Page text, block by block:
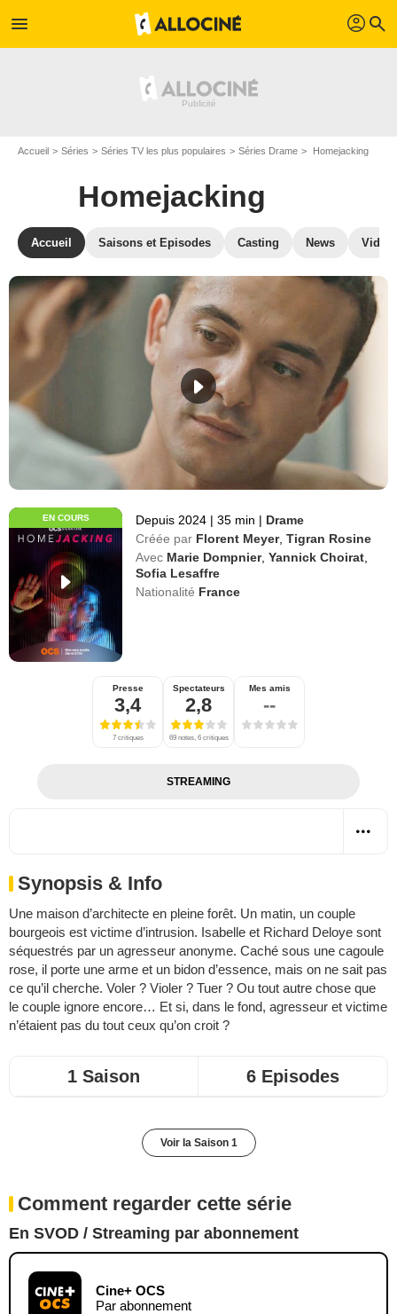
menu profil search
Accueil Séries Séries TV les plus populaires Séries Drame Homejacking
Homejacking
Accueil Saisons et Episodes Casting News
EN COURS Depuis 2024 | 35 min | Drame
Créée par Florent Meyer,Tigran Rosine
Avec Marie Dompnier,Yannick Choirat
Sofia Lesaffre
Nationalité France
Presse
3,4
7 critiques
Spectateurs
2,8
69 notes, 6 critiques
Mes amis
--
STREAMING
Synopsis & Info
Une maison d’architecte en pleine forêt. Un matin, un couple
bourgeois est victime d’intrusion. Isabelle et Richard Deloye sont
séquestrés par un agresseur anonyme. Caché sous une cagoule
rose, il porte une arme et un bidon d’essence, mais on ne sait pas
ce qu’il cherche. Voler ? Violer ? Tuer ? Ou tout autre chose que
le couple ignore encore… Et si, dans le fond, agresseur et victime
n’étaient pas du tout ceux qu’on croit ?
1 Saison 6 Episodes
Voir la Saison 1
Comment regarder cette série
En SVOD / Streaming par abonnement
Cine+ OCS
Par abonnement